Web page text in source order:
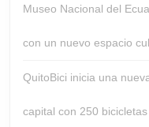
Museo Nacional del
con un nuevo espacio
QuitoBici inicia una
capital con 250